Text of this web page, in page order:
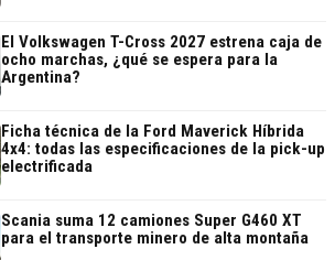
El Volkswagen T-Cross 2027 estrena caja de
ocho marchas, ¿qué se espera para la
Argentina?
Ficha técnica de la Ford Maverick Híbrida
4x4: todas las especificaciones de la pick-up
electrificada
Scania suma 12 camiones Super G460 XT
para el transporte minero de alta montaña